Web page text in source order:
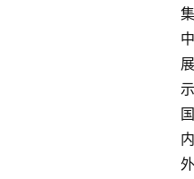
集
中
展
示
国
内
外